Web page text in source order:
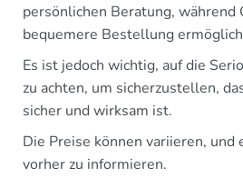
persönlichen Beratung, während
bequemere Bestellung
Es ist jedoch wichtig, auf die
zu achten, um sicherzustellen,
sicher und wirksam ist.
Die Preise können variieren, und
vorher zu informieren.